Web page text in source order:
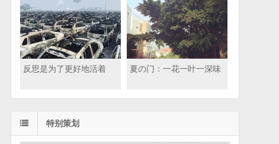
反思是为了更好地活着 夏の门：一花一叶一深味
特别策划